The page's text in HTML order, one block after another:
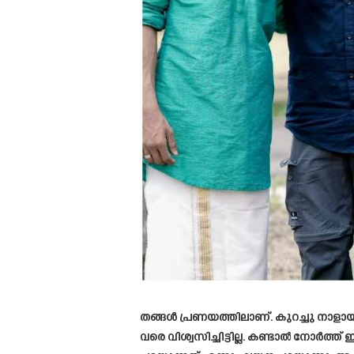
തങ്ങൾ പ്രണയത്തിലാണ്. കുറച്ചു
വരെ വിശ്വസിച്ചിട്ടില്ല.